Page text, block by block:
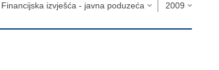
Financijska izvješća - javna poduzeća 2009